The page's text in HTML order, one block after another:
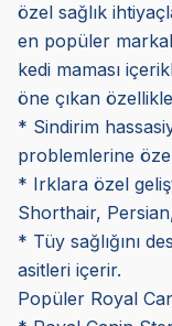
özel sağlık
en popüler
kedi maması
öne çıkan
* Sindirim
problemlerine
* Irklara özel
Shorthair,
* Tüy sağlığını
asitleri içerir.
Popüler Royal